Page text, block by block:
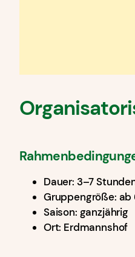
Dauer: 3–7
Gruppengröße: ab
Saison: ganzjährig
Ort: Erdmannshof